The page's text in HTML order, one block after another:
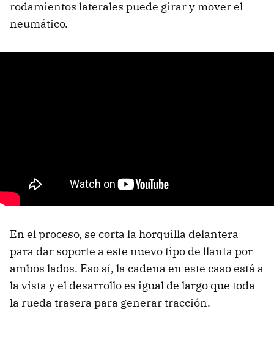
rodamientos laterales puede girar y mover el
neumático.
En el proceso, se corta la horquilla delantera
para dar soporte a este nuevo tipo de llanta por
ambos lados. Eso sí, la cadena en este caso está a
la vista y el desarrollo es igual de largo que toda
la rueda trasera para generar tracción.